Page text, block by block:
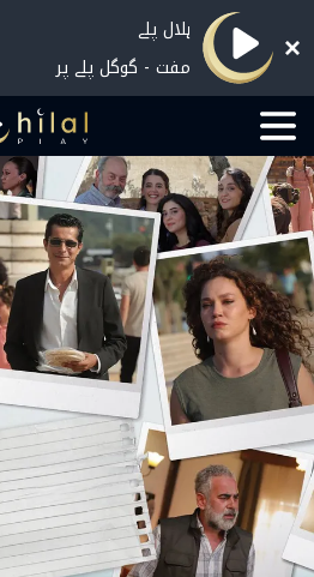
ہلال پلے
مفت - گوگل پلے پر